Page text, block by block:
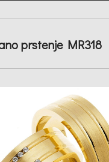
prstenje MR318